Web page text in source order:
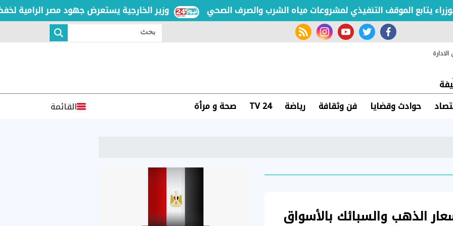
وزير الخارجية يستعرض جهود مصر الرامية لخفض يتابع الموقف التنفيذي لمشروعات مياه الشرب والصرف الصحي
facebook
twitter
youtube
instagram
rss feed
بحث
حوادث وقضايا فن وثقافة رياضة TV 24 صحة و مرأة القائمة
الذهب والسبائك بالأسواق